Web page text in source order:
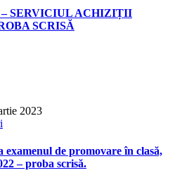
SERVICIUL ACHIZIȚII
SCRISĂ
2023
de promovare în clasă,
– proba scrisă.